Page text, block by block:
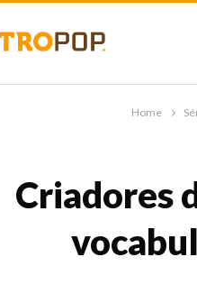
Home
Criadores